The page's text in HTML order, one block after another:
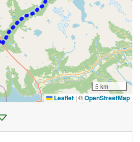
5 km
Leaflet | ©OpenStreetMap